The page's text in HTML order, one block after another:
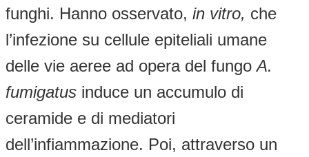
funghi. Hanno osservato, in vitro, che
l’infezione su cellule epiteliali umane
delle vie aeree ad opera del fungoA.
fumigatus induce un accumulo di
ceramide e di mediatori
dell’infiammazione. Poi, attraverso un